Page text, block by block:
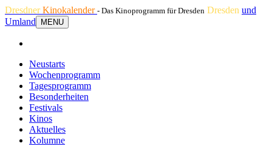
DresdnerKinokalender - Das Kinoprogramm für Dresden Dresden und
Umland
MENU
Neustarts
Wochenprogramm
Tagesprogramm
Besonderheiten
Festivals
Kinos
Aktuelles
Kolumne